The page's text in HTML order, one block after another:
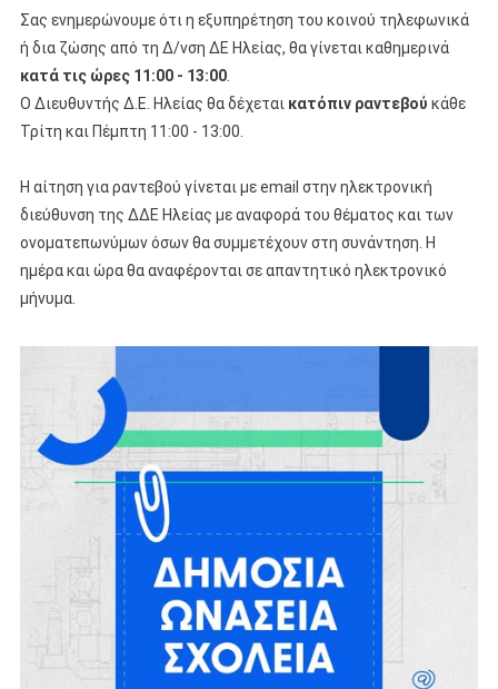
Σας ενημερώνουμε ότι η εξυπηρέτηση του κοινού τηλεφωνικά
ή δια ζώσης από τη Δ/νση ΔΕ Ηλείας, θα γίνεται καθημερινά
κατά τις ώρες 11:00 - 13:00.
Ο Διευθυντής Δ.Ε. Ηλείας θα δέχεται κατόπιν ραντεβού κάθε
Τρίτη και Πέμπτη 11:00 - 13:00.
Η αίτηση για ραντεβού γίνεται με email στην ηλεκτρονική
διεύθυνση της ΔΔΕ Ηλείας με αναφορά του θέματος και των
ονοματεπωνύμων όσων θα συμμετέχουν στη συνάντηση. Η
ημέρα και ώρα θα αναφέρονται σε απαντητικό ηλεκτρονικό
μήνυμα.